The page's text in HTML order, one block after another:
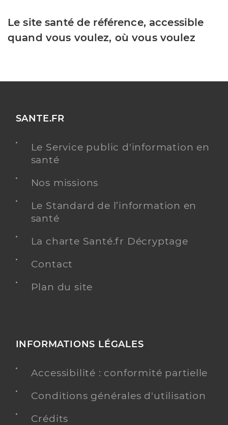
Le site santé de référence, accessible
quand vous voulez, où vous voulez
SANTE.FR
Le Service public d'information en
santé
Nos missions
Le Standard de l’information en
santé
La charte Santé.fr Décryptage
Contact
Plan du site
INFORMATIONS LÉGALES
Accessibilité : conformité partielle
Conditions générales d'utilisation
Crédits